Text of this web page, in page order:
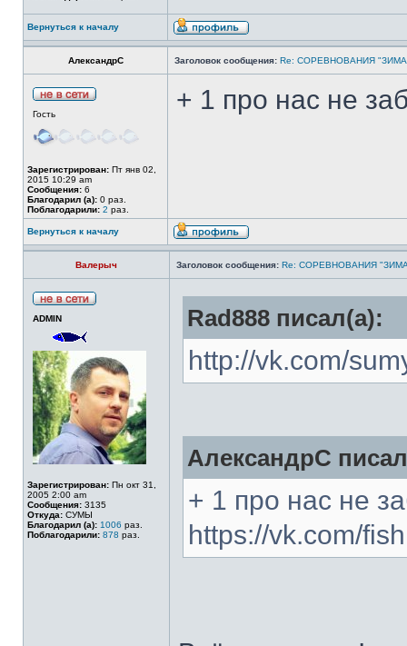
Вернуться к началу
АлександрС Заголовок сообщения: Re: СОРЕВНОВАНИЯ
Гость
Зарегистрирован: Пт янв 02,
2015 10:29 am
Сообщения: 6
Благодарил (а): 0 раз.
Поблагодарили: 2 раз.
+ 1 про нас не
Вернуться к началу
Валерыч Заголовок сообщения: Re: СОРЕВНОВАНИЯ
ADMIN
Зарегистрирован: Пн окт 31,
2005 2:00 am
Сообщения: 3135
Откуда: СУМЫ
Благодарил (а): 1006 раз.
Поблагодарили: 878 раз.
Rad888 писал(а):
http://vk.com/
АлександрС
+ 1 про нас не
https://vk.com/